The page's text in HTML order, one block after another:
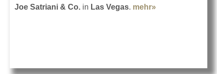
Joe Satriani & Co. in Las Vegas. mehr»